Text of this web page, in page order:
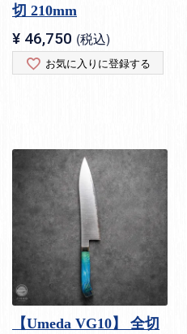
切 210mm
¥ 46,750 税込
お気に入りに登録する
【Umeda VG10】 全切